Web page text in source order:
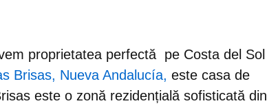
proprietatea perfectă pe Costa del Sol
Brisas, Nueva Andalucía, este casa de
este o zonă rezidențială sofisticată din